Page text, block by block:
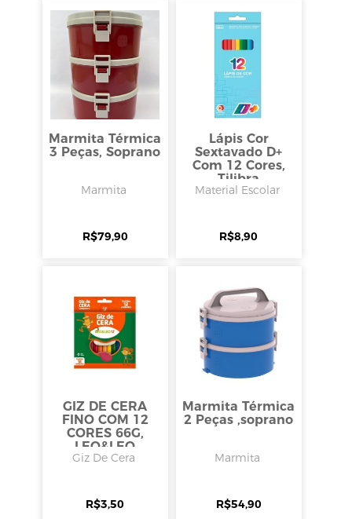
Marmita Térmica
3 Peças, Soprano
Marmita
R$79,90
Lápis Cor
Sextavado D+
Com 12 Cores,
Tilibra
Material Escolar
R$8,90
GIZ DE CERA
FINO COM 12
CORES 66G,
LEO&LEO
Giz De Cera
R$3,50
Marmita Térmica
2 Peças ,soprano
Marmita
R$54,90